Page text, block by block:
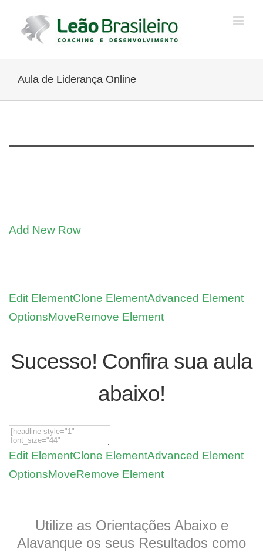
para
Aula de Liderança Online
Add New Row
Edit ElementClone ElementAdvanced Element
OptionsMoveRemove Element
Sucesso! Confira sua aula
abaixo!
Edit ElementClone ElementAdvanced Element
OptionsMoveRemove Element
Utilize as Orientações Abaixo e
Alavanque os seus Resultados como